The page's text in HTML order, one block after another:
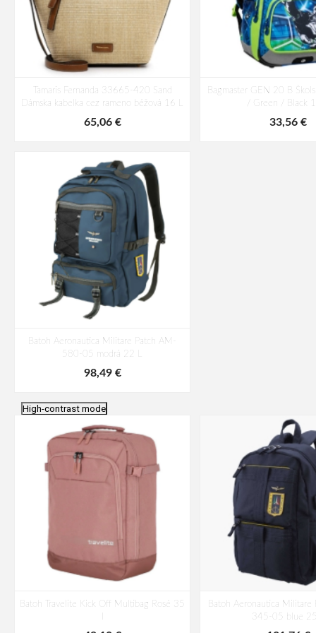
Tamaris Fernanda 33665-420 Sand
Dámska kabelka cez rameno béžová 16 L
65,06 €
Bagmaster GEN 20 B
/ Green / Black
33,56 €
Batoh Aeronautica Militare Patch AM-
580-05 modrá 22 L
98,49 €
High-contrast mode
Batoh Travelite Kick Off Multibag Rosé 35
Batoh Aeronautica Militare
345-05 blue 25